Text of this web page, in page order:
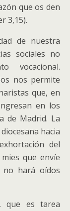
que os den
3,15).
de nuestra
sociales no
vocacional.
nos permite
que, en
en los
de Madrid. La
hacia
del
que envíe
hará oídos
que es tarea